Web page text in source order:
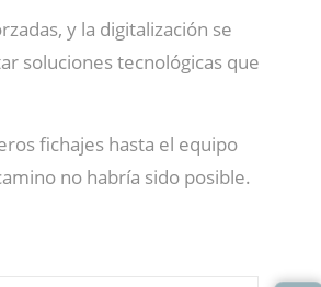
y la digitalización se
soluciones tecnológicas que
fichajes hasta el equipo
no habría sido posible.